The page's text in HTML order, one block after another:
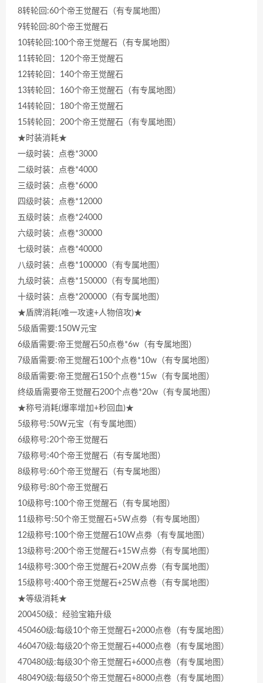
8转轮回:60个帝王觉醒石（有专属地图）
9转轮回:80个帝王觉醒石
10转轮回:100个帝王觉醒石（有专属地图）
11转轮回：120个帝王觉醒石
12转轮回：140个帝王觉醒石
13转轮回：160个帝王觉醒石（有专属地图）
14转轮回：180个帝王觉醒石
15转轮回：200个帝王觉醒石（有专属地图）
★时装消耗★
一级时装：点卷*3000
二级时装：点卷*4000
三级时装：点卷*6000
四级时装：点卷*12000
五级时装：点卷*24000
六级时装：点卷*30000
七级时装：点卷*40000
八级时装：点卷*100000（有专属地图）
九级时装：点卷*150000（有专属地图）
十级时装：点卷*200000（有专属地图）
★盾牌消耗(唯一攻速+人物倍攻)★
5级盾需要:150W元宝
6级盾需要:帝王觉醒石50点卷*6w（有专属地图）
7级盾需要:帝王觉醒石100个点卷*10w（有专属地图）
8级盾需要:帝王觉醒石150个点卷*15w（有专属地图）
终级盾需要帝王觉醒石200个点卷*20w（有专属地图）
★称号消耗(爆率增加+秒回血)★
5级称号:50W元宝（有专属地图）
6级称号:20个帝王觉醒石
7级称号:40个帝王觉醒石（有专属地图）
8级称号:60个帝王觉醒石（有专属地图）
9级称号:80个帝王觉醒石
10级称号:100个帝王觉醒石（有专属地图）
11级称号:50个帝王觉醒石+5W点劵（有专属地图）
12级称号:100个帝王觉醒石10W点劵（有专属地图）
13级称号:200个帝王觉醒石+15W点劵（有专属地图）
14级称号:300个帝王觉醒石+20W点劵（有专属地图）
15级称号:400个帝王觉醒石+25W点卷（有专属地图）
★等级消耗★
200450级：经验宝箱升级
450460级:每级10个帝王觉醒石+2000点卷（有专属地图）
460470级:每级20个帝王觉醒石+4000点卷（有专属地图）
470480级:每级30个帝王觉醒石+6000点卷（有专属地图）
480490级:每级50个帝王觉醒石+8000点卷（有专属地图）